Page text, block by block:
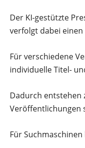
Der KI-gestützte
verfolgt dabei
Für verschiedene
individuelle Titel-
Dadurch entstehen
Veröffentlichungen
Für